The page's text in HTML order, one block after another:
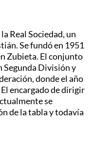
la Real Sociedad, un
Se fundó en 1951
Zubieta. El conjunto
Segunda División y
donde el año
encargado de dirigir
se
de la tabla y todavía